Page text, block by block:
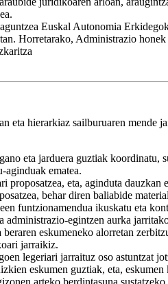
Euskal Autonomia
Horretarako, Administrazio
eta hierarkiaz sailburuaren mende
eta jarduera guztiak
ematea.
eta, aginduta dauzkan
behar diren baliabide
funtzionamendua ikuskatu eta
administrazio-egintzen aurka
eskumeneko alorretan
jarraikiz.
legeriari jarraituz oso astuntzat
eskumen guztiak, eta,
arteko berdintasuna